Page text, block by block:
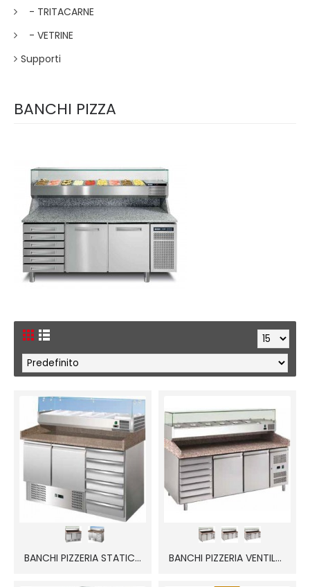
- TRITACARNE
- VETRINE
Supporti
BANCHI PIZZA
BANCHI PIZZERIA STATICI SPZ-FC BANCHI PIZZERIA VENTILATI PZTN-FC